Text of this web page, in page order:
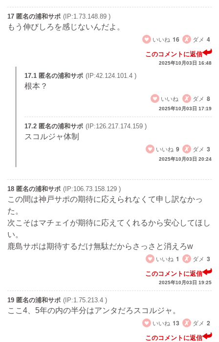
17 匿名の浦和サポ (IP:1.73.148.89 )
もう伸びしろを感じないんだよ。
いいね 16 ダメ 4
このコメントに返信
2025年10月03日 16:48
17.1 匿名の浦和サポ (IP:42.124.101.4 )
根本？
いいね
ダメ 8
2025年10月03日 17:19
17.2 匿名の浦和サポ (IP:126.217.174.159 )
スコルジャ体制
いいね 9 ダメ 3
2025年10月03日 20:24
18 匿名の浦和サポ (IP:106.73.158.129 )
この間は神戸サポの期待に応えられなくて申し訳なかっ
た。
次こそはマチェイが期待に応えてくれるから安心してほし
い。
鹿島サポは期待するだけ無駄だからさっさと消えろw
いいね 1 ダメ 3
このコメントに返信
2025年10月03日 19:25
19 匿名の浦和サポ (IP:1.75.213.4 )
ここ4、5年の内の半分はアンタだろスコルジャ。
いいね 13 ダメ 2
このコメントに返信